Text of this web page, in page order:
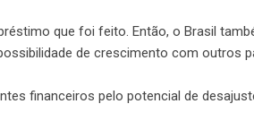
que foi feito. Então, o Brasil
de crescimento com outros
financeiros pelo potencial de